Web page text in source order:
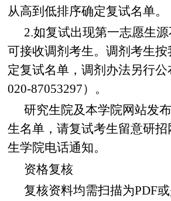
从高到低排序确定复试名单。
2.如复试出现第一志愿生源
可接收调剂考生。调剂考生
定复试名单，调剂办法另行公
020-87053297）。
研究生院及本学院网站发
生名单，请复试考生留意研
生学院电话通知。
资格复核
复核资料均需扫描为PDF或